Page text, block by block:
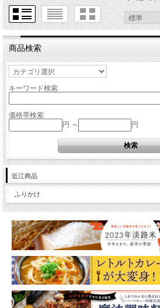
商品検索
キーワード検索
価格帯検索
円 ～
円
近江商品
ふりかけ